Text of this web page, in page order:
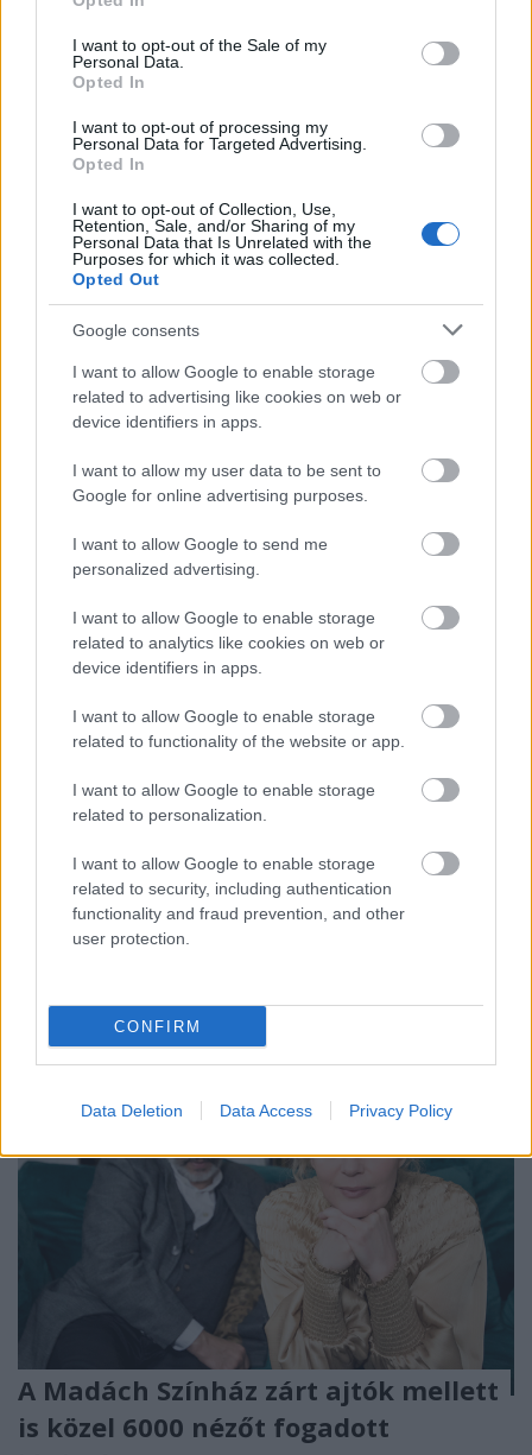
use your data for below specified purposes in below Google
consent section.
I want to opt-out of the Sale of my
Personal Data.
Opted In
I want to opt-out of processing my
Personal Data for Targeted Advertising.
Opted In
I want to opt-out of Collection, Use,
Retention, Sale, and/or Sharing of my
Personal Data that Is Unrelated with the
Purposes for which it was collected.
Opted Out
Google consents
I want to allow Google to enable storage
related to advertising like cookies on web or
device identifiers in apps.
I want to allow my user data to be sent to
Google for online advertising purposes.
I want to allow Google to send me
personalized advertising.
I want to allow Google to enable storage
related to analytics like cookies on web or
device identifiers in apps.
I want to allow Google to enable storage
related to functionality of the website or app.
I want to allow Google to enable storage
related to personalization.
I want to allow Google to enable storage
related to security, including authentication
functionality and fraud prevention, and other
user protection.
CONFIRM
Data Deletion Data Access Privacy Policy
„Csonka évadot zárni nem felemelő
érzés"
mtothorsi•2020. július 15.
Megtartotta évadzáró társulati ülését a Tomcsa
Sándor Színház. A világjárvány próbára tette az
"Csak engedjenek át a határon,
jövünk!"
mtothorsi 2020. július 13.
Augusztus 21. és 29. között, a tervezett és már
meghirdetett versenyprogrammal, magas művészi
A Madách Színház zárt ajtók mellett
is közel 6000 nézőt fogadott